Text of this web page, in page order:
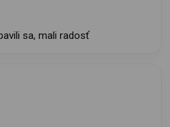
sa, mali radosť